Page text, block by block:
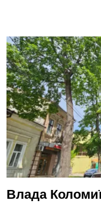
Влада